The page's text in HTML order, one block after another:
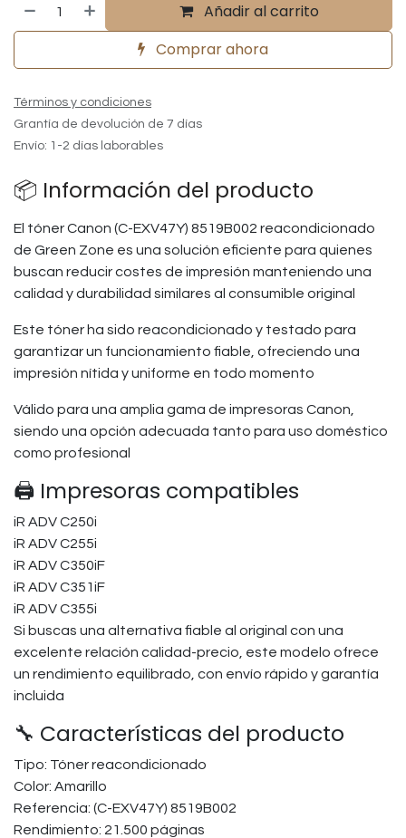
Añadir al carrito
Comprar ahora
Términos y condiciones
Grantía de devolución de 7 días
Envío: 1-2 días laborables
📦 Información del producto
El tóner Canon (C-EXV47Y) 8519B002 reacondicionado
de Green Zone es una solución eficiente para quienes
buscan reducir costes de impresión manteniendo una
calidad y durabilidad similares al consumible original
Este tóner ha sido reacondicionado y testado para
garantizar un funcionamiento fiable, ofreciendo una
impresión nítida y uniforme en todo momento
Válido para una amplia gama de impresoras Canon,
siendo una opción adecuada tanto para uso doméstico
como profesional
🖨️ Impresoras compatibles
iR ADV C250i
iR ADV C255i
iR ADV C350iF
iR ADV C351iF
iR ADV C355i
Si buscas una alternativa fiable al original con una
excelente relación calidad-precio, este modelo ofrece
un rendimiento equilibrado, con envío rápido y garantía
incluida
🔧 Características del producto
Tipo: Tóner reacondicionado
Color: Amarillo
Referencia: (C-EXV47Y) 8519B002
Rendimiento: 21.500 páginas